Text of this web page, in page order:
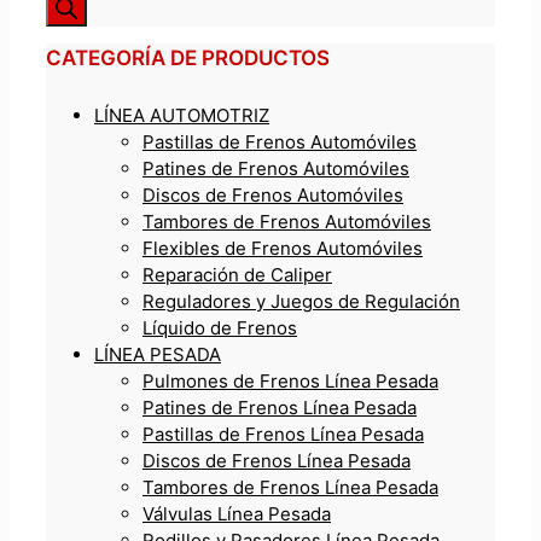
CATEGORÍA DE PRODUCTOS
LÍNEA AUTOMOTRIZ
Pastillas de Frenos Automóviles
Patines de Frenos Automóviles
Discos de Frenos Automóviles
Tambores de Frenos Automóviles
Flexibles de Frenos Automóviles
Reparación de Caliper
Reguladores y Juegos de Regulación
Líquido de Frenos
LÍNEA PESADA
Pulmones de Frenos Línea Pesada
Patines de Frenos Línea Pesada
Pastillas de Frenos Línea Pesada
Discos de Frenos Línea Pesada
Tambores de Frenos Línea Pesada
Válvulas Línea Pesada